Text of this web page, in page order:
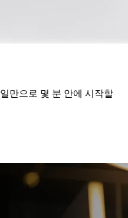
만으로 몇 분 안에 시작할